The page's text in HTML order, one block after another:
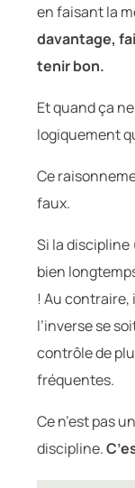
en faisant la
davantage,
tenir bon.
Et quand ça
logiquement
Ce
faux.
Si la
bien
! Au contraire,
l’inverse se
contrôle de
fréquentes.
Ce n’est pas
discipline.